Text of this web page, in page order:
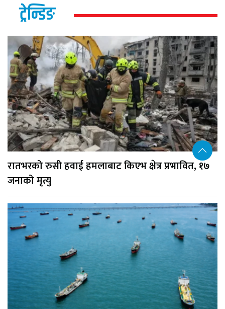
ट्रेन्डिङ
रातभरको रुसी हवाई हमलाबाट किएभ क्षेत्र प्रभावित, १७
जनाको मृत्यु